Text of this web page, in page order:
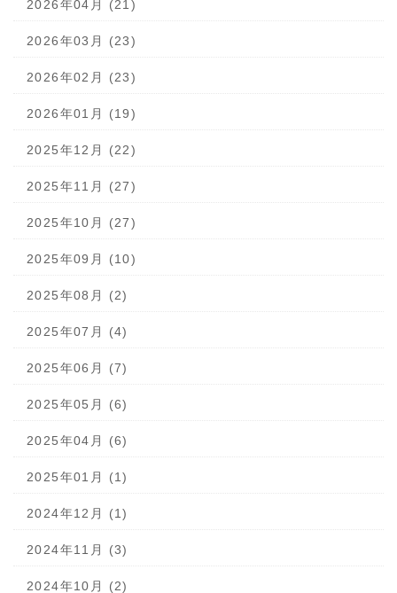
2026年04月 (21)
2026年03月 (23)
2026年02月 (23)
2026年01月 (19)
2025年12月 (22)
2025年11月 (27)
2025年10月 (27)
2025年09月 (10)
2025年08月 (2)
2025年07月 (4)
2025年06月 (7)
2025年05月 (6)
2025年04月 (6)
2025年01月 (1)
2024年12月 (1)
2024年11月 (3)
2024年10月 (2)